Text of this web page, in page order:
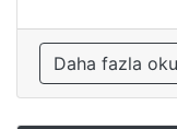
Daha fazla